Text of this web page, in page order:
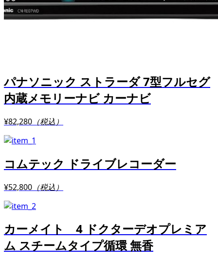
パナソニック ストラーダ 7型フルセグ
内蔵メモリーナビ カーナビ
¥82,280 （税込）
コムテック ドライブレコーダー
¥52,800 （税込）
カーメイト 4 ドクターデオプレミア
ム スチームタイプ循環 無香